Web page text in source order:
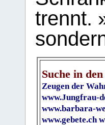
trennt.
Suche in
Zeugen der
www.Jungfrau-
www.barbara-
www.gebete.ch